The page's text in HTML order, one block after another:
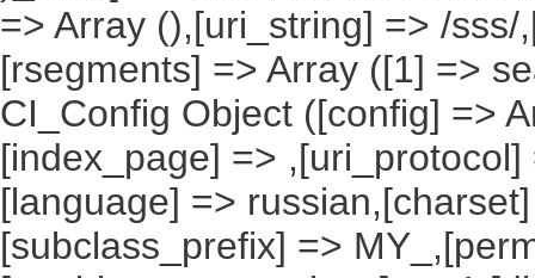
=> Array (),[uri_string] => /
[rsegments] => Array ([1] =>
CI_Config Object ([config] =>
[index_page] =>
[language] =>
[subclass_prefix] =>